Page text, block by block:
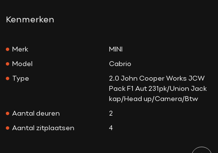
Kenmerken
Merk MINI
Model Cabrio
Type
2.0 John Cooper Works JCW
Pack F1 Aut 231pk/Union Jack
kap/Head up/Camera/Btw
Aantal deuren 2
Aantal zitplaatsen 4